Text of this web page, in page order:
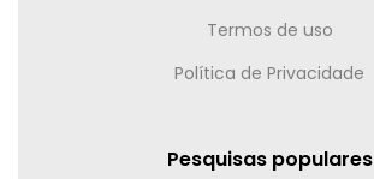
Termos de uso
Política de Privacidade
Pesquisas populares